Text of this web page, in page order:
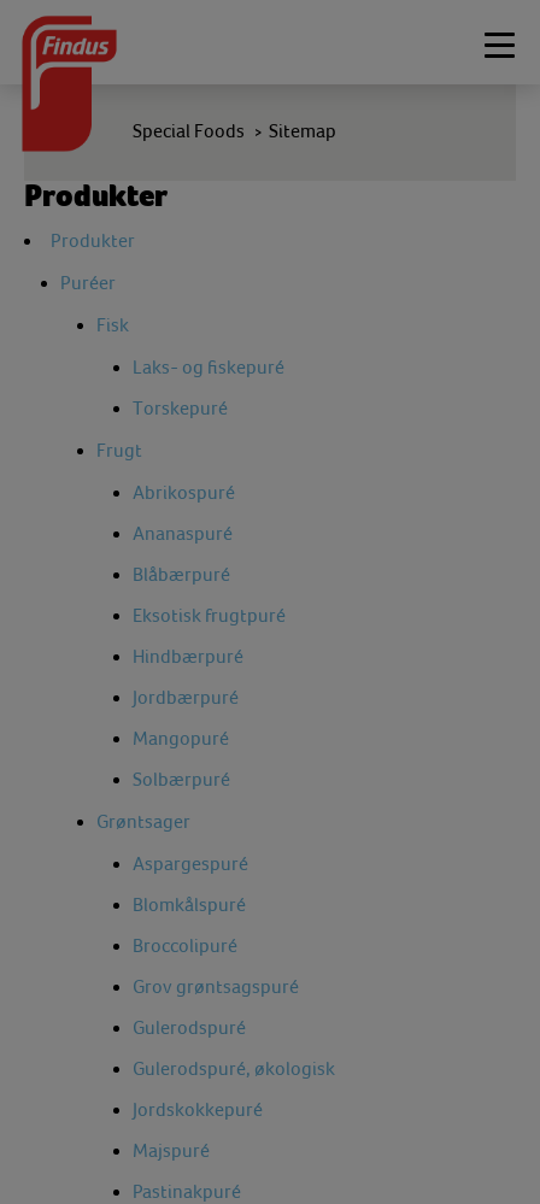
Special Foods > Sitemap
Produkter
Produkter
Puréer
Fisk
Laks- og fiskepuré
Torskepuré
Frugt
Abrikospuré
Ananaspuré
Blåbærpuré
Eksotisk frugtpuré
Hindbærpuré
Jordbærpuré
Mangopuré
Solbærpuré
Grøntsager
Aspargespuré
Blomkålspuré
Broccolipuré
Grov grøntsagspuré
Gulerodspuré
Gulerodspuré, økologisk
Jordskokkepuré
Majspuré
Pastinakpuré